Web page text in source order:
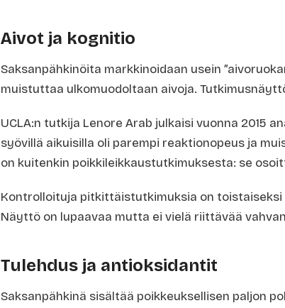
Aivot ja kognitio
Saksanpähkinöita markkinoidaan usein
muistuttaa ulkomuodoltaan aivoja.
UCLA:n tutkija Lenore Arab julkaisi vuonna 2015
syövillä aikuisilla oli parempi reaktionopeus ja
on kuitenkin poikkileikkaustutkimuksesta: se
Kontrolloituja pitkittäistutkimuksia on
Näyttö on lupaavaa mutta ei vielä riittävää
Tulehdus ja antioksidantit
Saksanpähkinä sisältää poikkeuksellisen paljon